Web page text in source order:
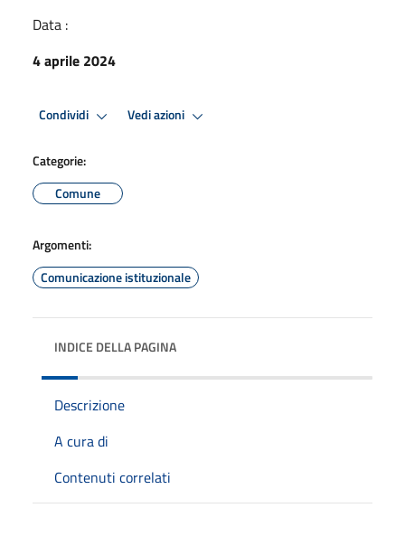
Data :
4 aprile 2024
Condividi Vedi azioni
Categorie:
Comune
Argomenti:
Comunicazione istituzionale
INDICE DELLA PAGINA
Descrizione
A cura di
Contenuti correlati